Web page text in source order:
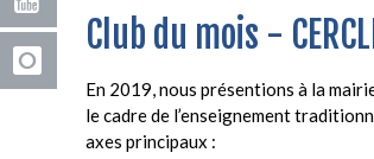
Club du mois -
En 2019, nous présentions à la
le cadre de l’enseignement
axes principaux :